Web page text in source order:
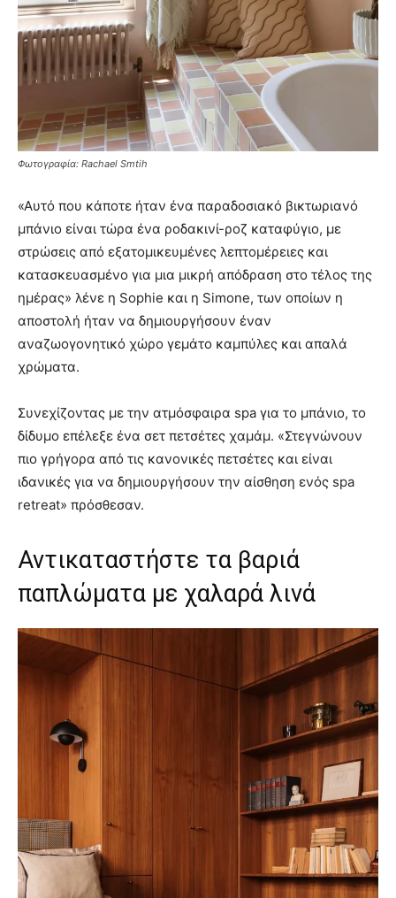
Φωτογραφία: Rachael Smtih
«Αυτό που κάποτε ήταν ένα παραδοσιακό βικτωριανό
μπάνιο είναι τώρα ένα ροδακινί-ροζ καταφύγιο, με
στρώσεις από εξατομικευμένες λεπτομέρειες και
κατασκευασμένο για μια μικρή απόδραση στο τέλος της
ημέρας» λένε η Sophie και η Simone, των οποίων η
αποστολή ήταν να δημιουργήσουν έναν
αναζωογονητικό χώρο γεμάτο καμπύλες και απαλά
χρώματα.
Συνεχίζοντας με την ατμόσφαιρα spa για το μπάνιο, το
δίδυμο επέλεξε ένα σετ πετσέτες χαμάμ. «Στεγνώνουν
πιο γρήγορα από τις κανονικές πετσέτες και είναι
ιδανικές για να δημιουργήσουν την αίσθηση ενός spa
retreat» πρόσθεσαν.
Αντικαταστήστε τα βαριά
παπλώματα με χαλαρά λινά